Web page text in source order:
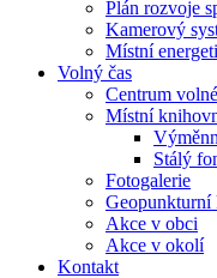
Plán rozvoje
Kamerový
Místní
Volný čas
Centrum
Místní
Stálý
Fotogalerie
Geopunkturní
Akce v obci
Akce v okolí
Kontakt